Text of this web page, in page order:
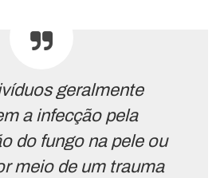
geralmente
a infecção pela
do fungo na pele ou
meio de um trauma